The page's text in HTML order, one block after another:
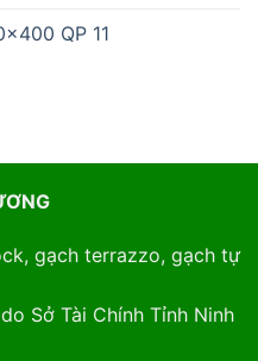
QP 11
gạch terrazzo, gạch tự
Sở Tài Chính Tỉnh Ninh